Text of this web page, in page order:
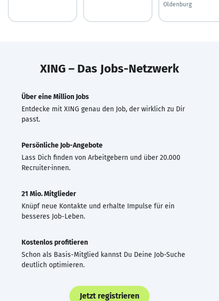
Oldenburg
XING – Das Jobs-Netzwerk
Über eine Million Jobs
Entdecke mit XING genau den Job, der wirklich zu Dir
passt.
Persönliche Job-Angebote
Lass Dich finden von Arbeitgebern und über 20.000
Recruiter·innen.
21 Mio. Mitglieder
Knüpf neue Kontakte und erhalte Impulse für ein
besseres Job-Leben.
Kostenlos profitieren
Schon als Basis-Mitglied kannst Du Deine Job-Suche
deutlich optimieren.
Jetzt registrieren